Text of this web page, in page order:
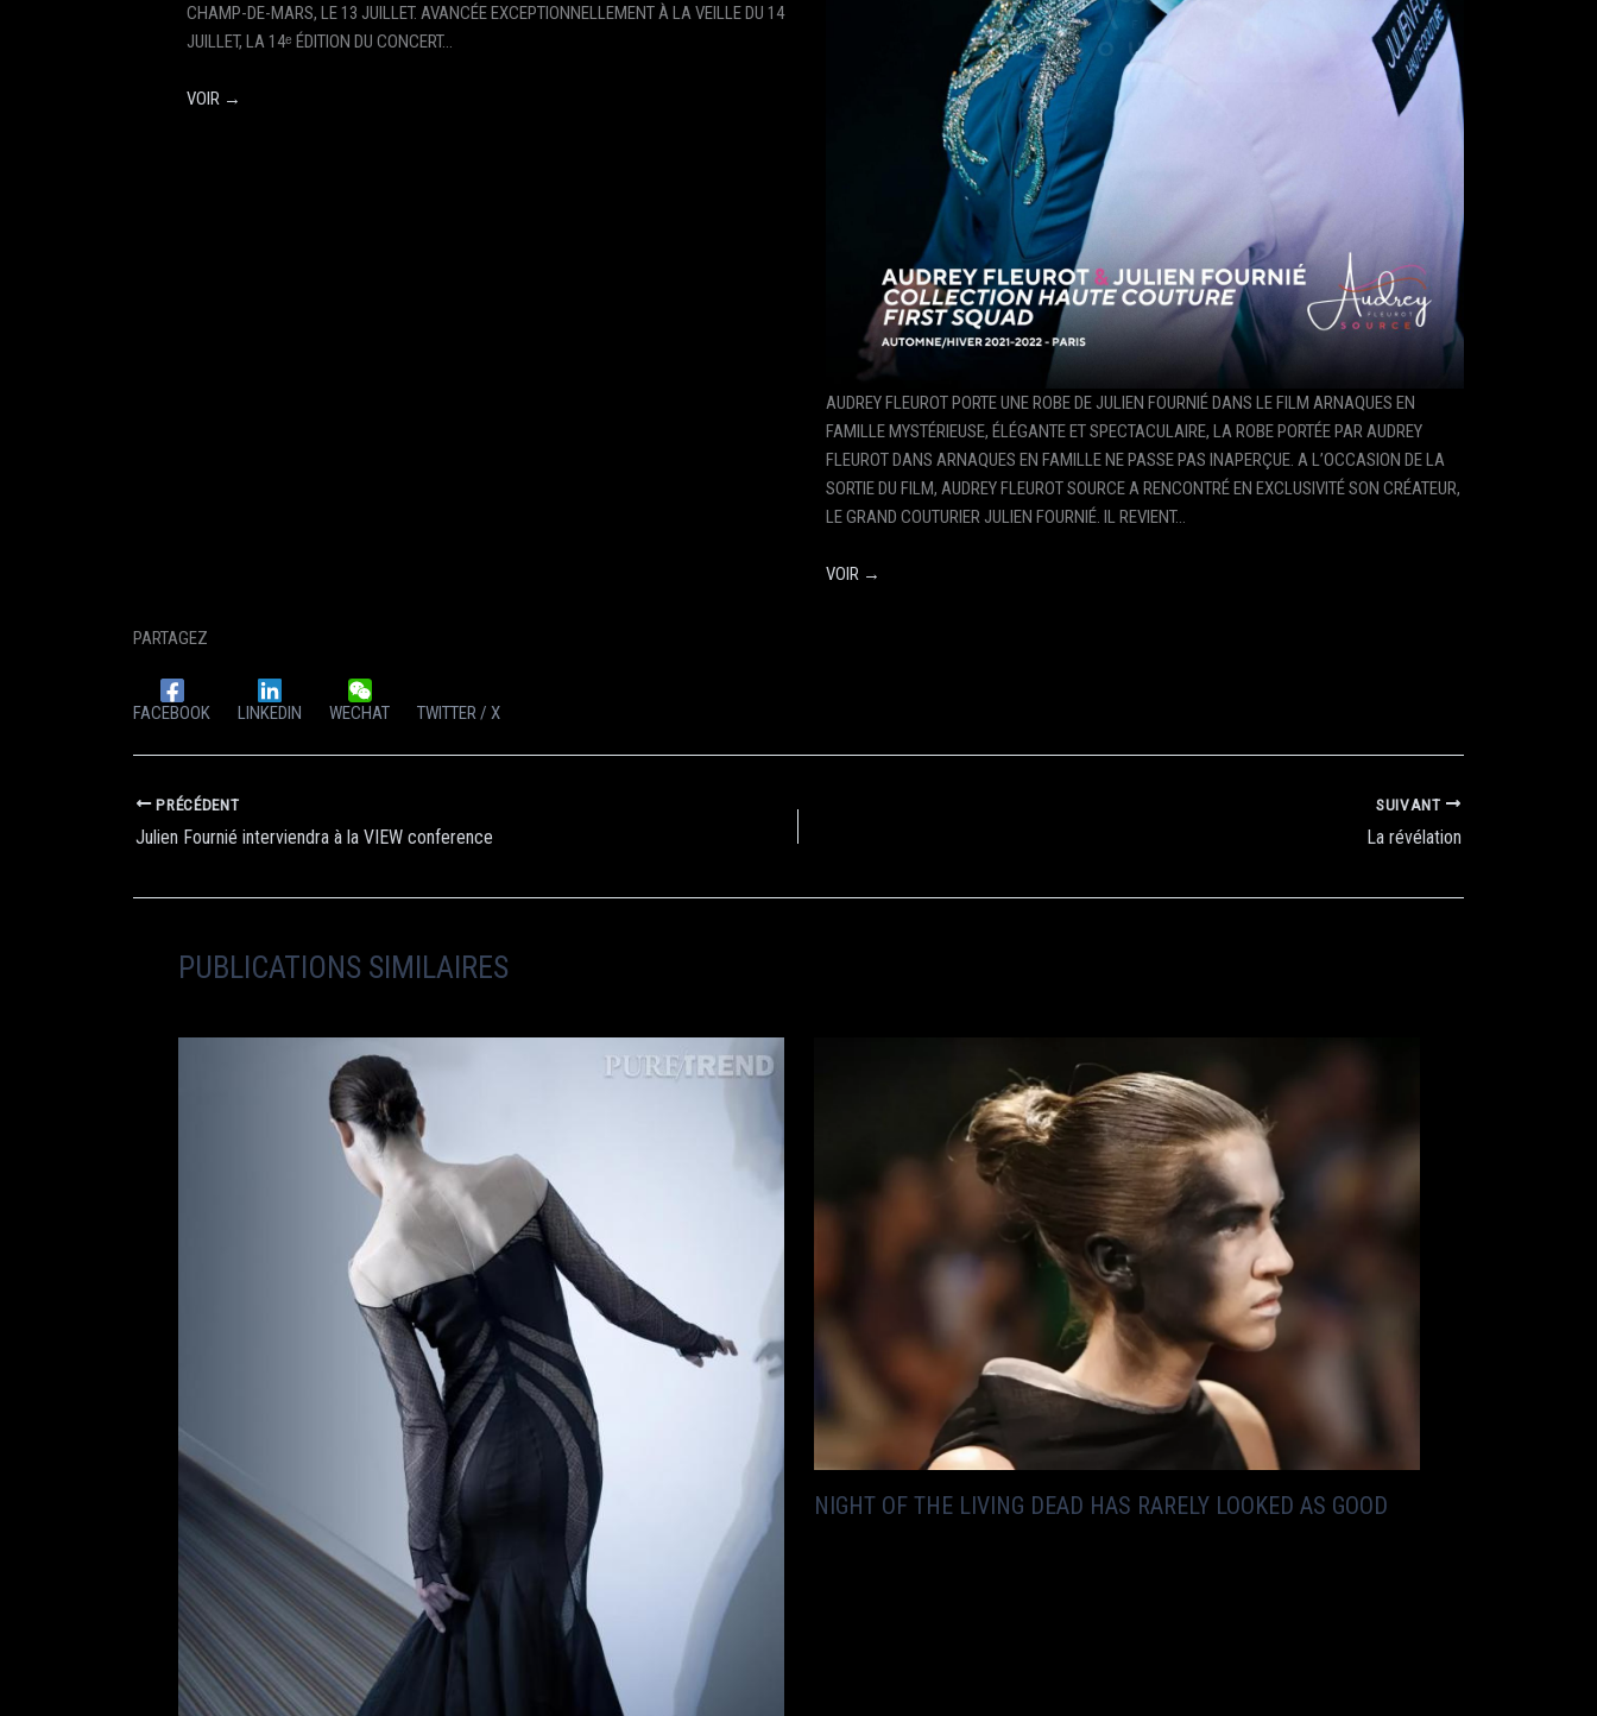
CHAMP-DE-MARS, LE 13 JUILLET. AVANCÉE EXCEPTIONNELLEMENT À LA VEILLE DU 14
JUILLET, LA 14ᵉ ÉDITION DU CONCERT…
VOIR →
AUDREY FLEUROT PORTE UNE ROBE DE JULIEN FOURNIÉ DANS LE FILM ARNAQUES EN
FAMILLE MYSTÉRIEUSE, ÉLÉGANTE ET SPECTACULAIRE, LA ROBE PORTÉE PAR AUDREY
FLEUROT DANS ARNAQUES EN FAMILLE NE PASSE PAS INAPERÇUE. A L’OCCASION DE LA
SORTIE DU FILM, AUDREY FLEUROT SOURCE A RENCONTRÉ EN EXCLUSIVITÉ SON CRÉATEUR,
LE GRAND COUTURIER JULIEN FOURNIÉ. IL REVIENT…
VOIR →
PARTAGEZ
FACEBOOK LINKEDIN WECHAT TWITTER / X
PRÉCÉDENT
Julien Fournié interviendra à la VIEW conference
SUIVANT
La révélation
PUBLICATIONS SIMILAIRES
NIGHT OF THE LIVING DEAD HAS RARELY LOOKED AS GOOD